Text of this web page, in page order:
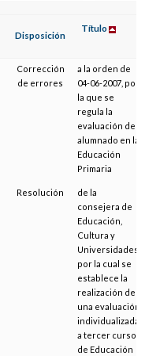
Disposición
Título
Corrección
de errores
a la orden de
04-06-2007, por
la que se
regula la
evaluación del
alumnado en la
Educación
Primaria
Resolución
de la
consejera de
Educación,
Cultura y
Universidades,
por la cual se
establece la
realización de
una evaluación
individualizada
a tercer curso
de Educación